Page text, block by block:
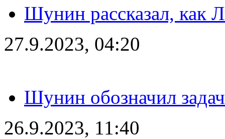
Шунин рассказал, как
27.9.2023, 04:20
Шунин обозначил
26.9.2023, 11:40